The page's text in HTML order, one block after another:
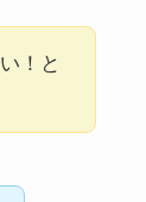
！と